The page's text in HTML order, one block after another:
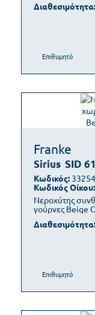
Διαθεσιμότητα:
Επιθυμητό
Franke
Sirius SID
Νεροχύτης
γούρνες Beige
Κωδικός:
Κωδικός Οίκου:
Διαθεσιμότητα:
Επιθυμητό